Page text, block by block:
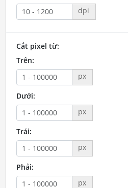
dpi
Cắt pixel từ:
Trên:
px
Dưới:
px
Trái:
px
Phải:
px